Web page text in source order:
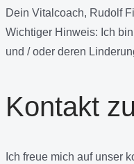
Dein Vitalcoach, Rudolf
Wichtiger Hinweis: Ich
und / oder deren
Kontakt
Ich freue mich auf unser